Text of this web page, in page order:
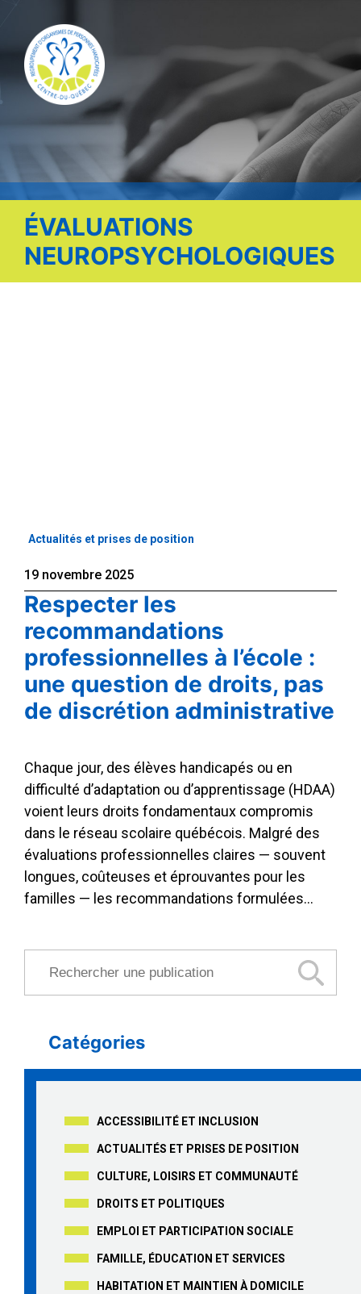
Offre d’emploi
Facebook
ÉVALUATIONS
NEUROPSYCHOLOGIQUES
Actualités et prises de position
19 novembre 2025
Respecter les
recommandations
professionnelles à l’école :
une question de droits, pas
de discrétion administrative
Chaque jour, des élèves handicapés ou en
difficulté d’adaptation ou d’apprentissage (HDAA)
voient leurs droits fondamentaux compromis
dans le réseau scolaire québécois. Malgré des
évaluations professionnelles claires — souvent
longues, coûteuses et éprouvantes pour les
familles — les recommandations formulées…
Catégories
ACCESSIBILITÉ ET INCLUSION
ACTUALITÉS ET PRISES DE POSITION
CULTURE, LOISIRS ET COMMUNAUTÉ
DROITS ET POLITIQUES
EMPLOI ET PARTICIPATION SOCIALE
FAMILLE, ÉDUCATION ET SERVICES
HABITATION ET MAINTIEN À DOMICILE